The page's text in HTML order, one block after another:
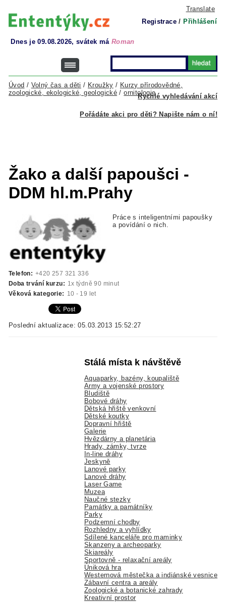
Translate
Registrace / Přihlášení
Dnes je 09.08.2026, svátek má Roman
Rychlé vyhledávání akcí
Úvod / Volný čas a děti / Kroužky / Kurzy přírodovědné,
zoologické, ekologické, geologické /ornitologie
Pořádáte akci pro děti? Napište nám o ní!
Žako a další papoušci -
DDM hl.m.Prahy
Práce s inteligentními papoušky
a povídání o nich.
Telefon: +420 257 321 336
Doba trvání kurzu: 1x týdně 90 minut
Věková kategorie:
10 - 19 let
Poslední aktualizace: 05.03.2013 15:52:27
Stálá místa k návštěvě
Aquaparky, bazény, koupaliště
Army a vojenské prostory
Bludiště
Bobové dráhy
Dětská hřiště venkovní
Dětské koutky
Dopravní hřiště
Galerie
Hvězdárny a planetária
Hrady, zámky, tvrze
In-line dráhy
Jeskyně
Lanové parky
Lanové dráhy
Laser Game
Muzea
Naučné stezky
Památky a památníky
Parky
Podzemní chodby
Rozhledny a vyhlídky
Sdílené kanceláře pro maminky
Skanzeny a archeoparky
Skiareály
Sportovně - relaxační areály
Úniková hra
Westernová městečka a indiánské vesnice
Zábavní centra a areály
Zoologické a botanické zahrady
Kreativní prostor